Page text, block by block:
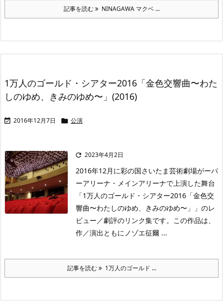
記事を読む NINAGAWA マクベ ...
1万人のゴールド・シアター2016「金色交響曲〜わた
しのゆめ、きみのゆめ〜」(2016)
 2016年12月7日  公演
 2023年4月2日
2016年12月に彩の国さいたま芸術劇場がーパ
ーアリーナ・メインアリーナで上演した舞台
「1万人のゴールド・シアター2016「金色交
響曲〜わたしのゆめ、きみのゆめ〜」」のレ
ビュー／劇評のリンク集です。この作品は、
作／演出ともにノゾエ征爾 ...
記事を読む 1万人のゴールド ...